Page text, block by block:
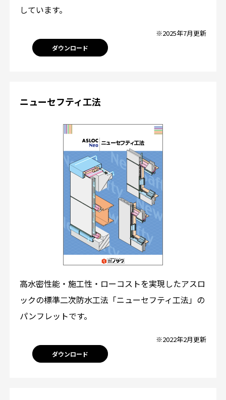
しています。
※2025年7月更新
ダウンロード
ニューセフティ工法
高水密性能・施工性・ローコストを実現したアスロ
ックの標準二次防水工法「ニューセフティ工法」の
パンフレットです。
※2022年2月更新
ダウンロード